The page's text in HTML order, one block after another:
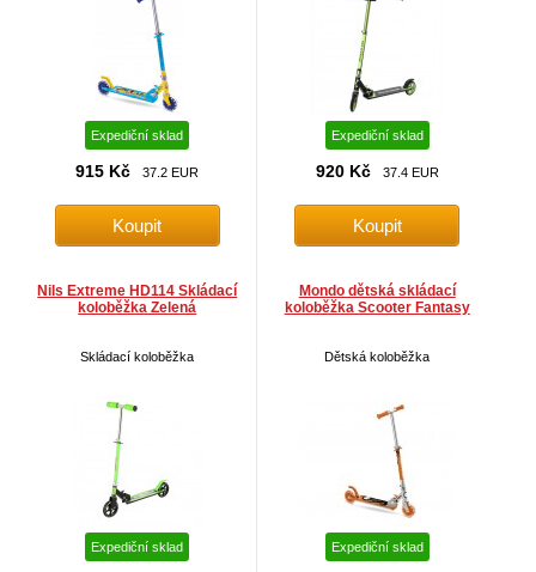
Expediční sklad
915 Kč 37.2 EUR
Expediční sklad
920 Kč 37.4 EUR
Nils Extreme HD114 Skládací
koloběžka Zelená
Skládací koloběžka
Expediční sklad
Mondo dětská skládací
koloběžka Scooter Fantasy
Dětská koloběžka
Expediční sklad